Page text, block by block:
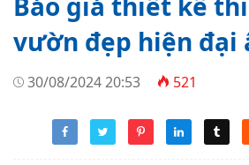
vườn đẹp hiện đại
30/08/2024 20:53 521